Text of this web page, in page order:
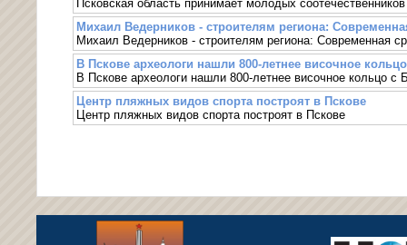
Псковская область принимает молодых
Михаил Ведерников - строителям региона:
Михаил Ведерников - строителям региона: Современная
В Пскове археологи нашли 800-летнее височное
В Пскове археологи нашли 800-летнее височное кольцо с
Центр пляжных видов спорта построят в Пскове
Центр пляжных видов спорта построят в Пскове